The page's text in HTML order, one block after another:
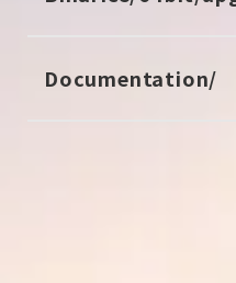
Documentation/